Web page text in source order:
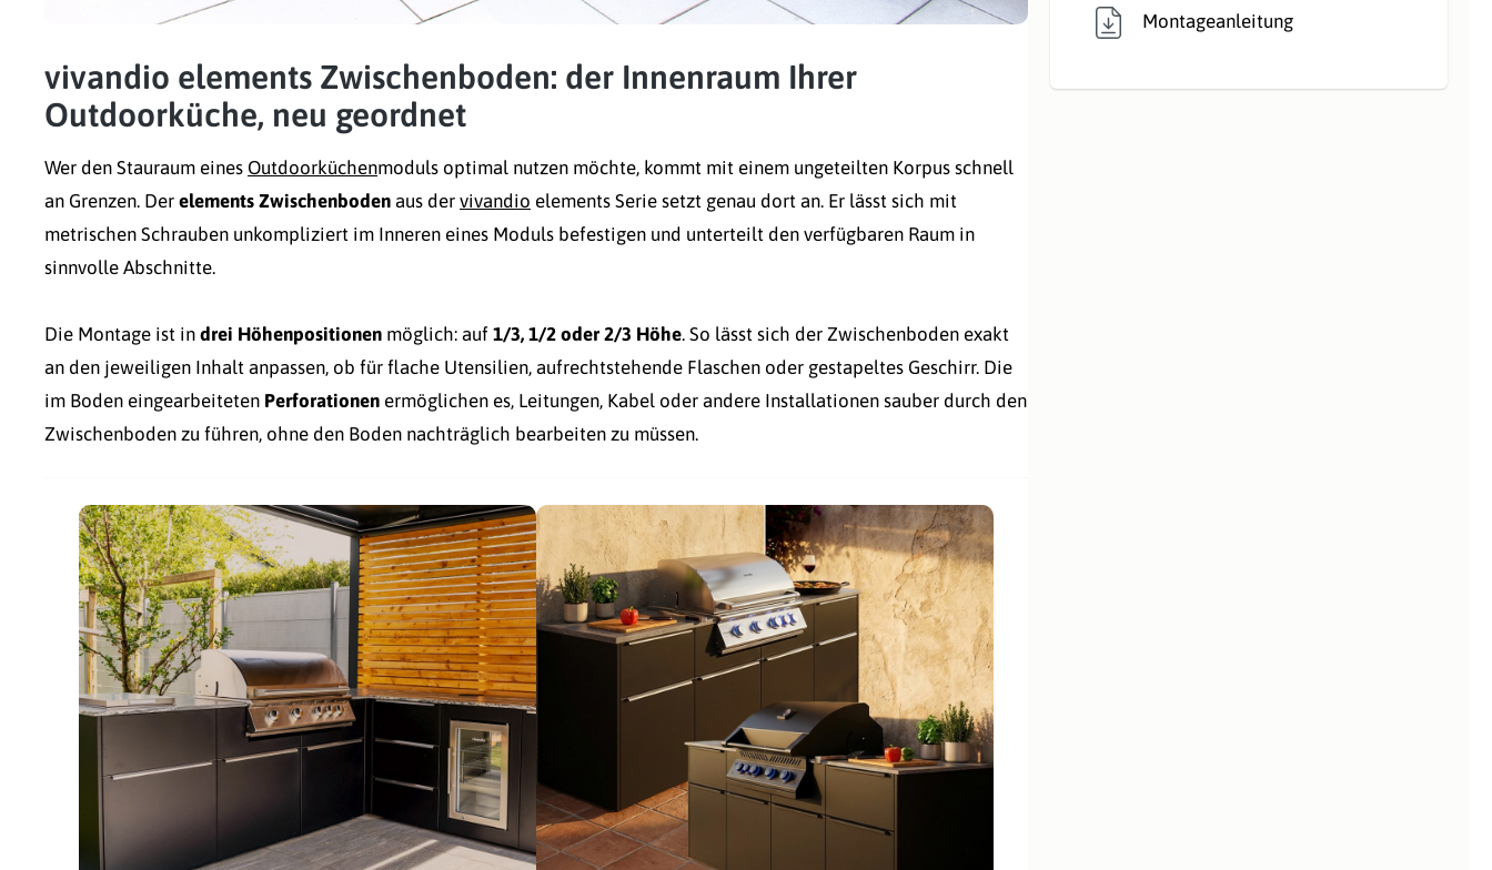
vivandio elements Zwischenboden: der Innenraum Ihrer
Outdoorküche, neu geordnet
Wer den Stauraum eines Outdoorküchenmoduls optimal nutzen möchte, kommt mit einem ungeteilten Korpus schnell
an Grenzen. Der elements Zwischenboden aus der vivandio elements Serie setzt genau dort an. Er lässt sich mit
metrischen Schrauben unkompliziert im Inneren eines Moduls befestigen und unterteilt den verfügbaren Raum in
sinnvolle Abschnitte.
Die Montage ist in drei Höhenpositionen möglich: auf 1/3, 1/2 oder 2/3 Höhe. So lässt sich der Zwischenboden exakt
an den jeweiligen Inhalt anpassen, ob für flache Utensilien, aufrechtstehende Flaschen oder gestapeltes Geschirr. Die
im Boden eingearbeiteten Perforationen ermöglichen es, Leitungen, Kabel oder andere Installationen sauber durch den
Zwischenboden zu führen, ohne den Boden nachträglich bearbeiten zu müssen.
Montageanleitung